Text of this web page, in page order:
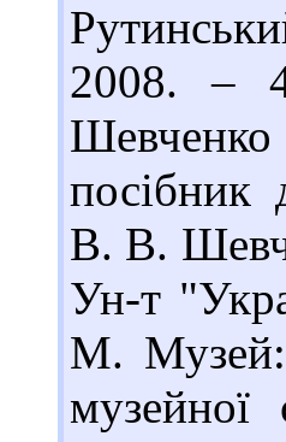
2008. –
посібник
В. В.
Ун-т
М. Музей: